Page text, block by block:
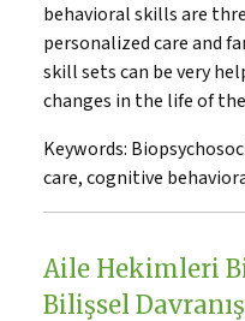
behavioral skills are
personalized care and
skill sets can be very
changes in the life of
Keywords:
care, cognitive
Aile Hekimleri
Bilişsel